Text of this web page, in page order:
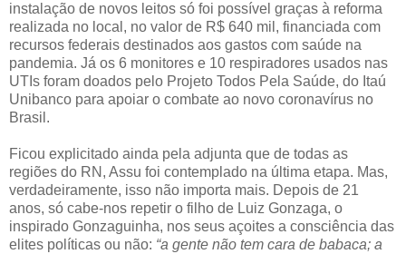
instalação de novos leitos só foi possível graças à reforma
realizada no local, no valor de R$ 640 mil, financiada com
recursos federais destinados aos gastos com saúde na
pandemia. Já os 6 monitores e 10 respiradores usados nas
UTIs foram doados pelo Projeto Todos Pela Saúde, do Itaú
Unibanco para apoiar o combate ao novo coronavírus no
Brasil.
Ficou explicitado ainda pela adjunta que de todas as
regiões do RN, Assu foi contemplado na última etapa. Mas,
verdadeiramente, isso não importa mais. Depois de 21
anos, só cabe-nos repetir o filho de Luiz Gonzaga, o
inspirado Gonzaguinha, nos seus açoites a consciência das
elites políticas ou não: “a gente não tem cara de babaca; a